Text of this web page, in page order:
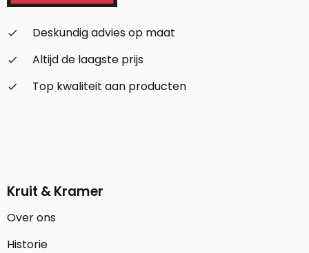
check_small
Deskundig advies op maat
check_small
Altijd de laagste prijs
check_small
Top kwaliteit aan producten
Kruit & Kramer
Over ons
Historie